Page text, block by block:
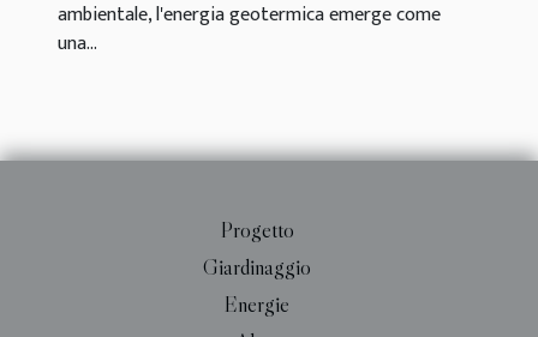
ambientale, l'energia geotermica emerge come
una...
Progetto
Giardinaggio
Energie